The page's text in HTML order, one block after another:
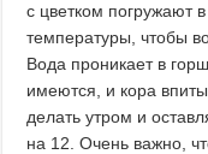
с цветком погружают
температуры, чтобы
Вода проникает в
имеются, и кора
делать утром и
на 12. Очень важно,